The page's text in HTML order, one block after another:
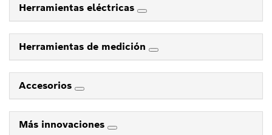
Herramientas eléctricas
Herramientas de medición
Accesorios
Más innovaciones